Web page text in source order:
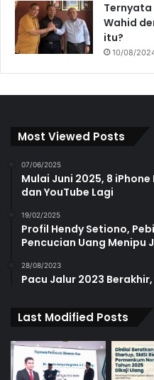
Wahid
itu?
10/08/
Most Viewed Posts
07/06/2025
Mulai Juni 2025, 8
dan YouTube Lagi
19/02/2025
Profil Hendy Setiono,
Pencucian Uang Menipu
28/08/2023
Pacu Jalur 2023
Last Modified Posts